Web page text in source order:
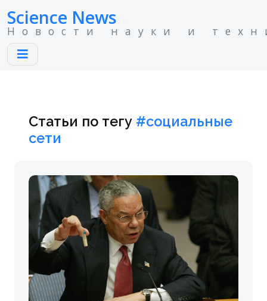
Science News
Новости науки и
Статьи по тегу #социальные
сети